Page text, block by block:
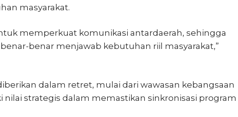
masyarakat.
memperkuat komunikasi antardaerah, sehingga
benar menjawab kebutuhan riil masyarakat,”
dalam retret, mulai dari wawasan kebangsaan
strategis dalam memastikan sinkronisasi program